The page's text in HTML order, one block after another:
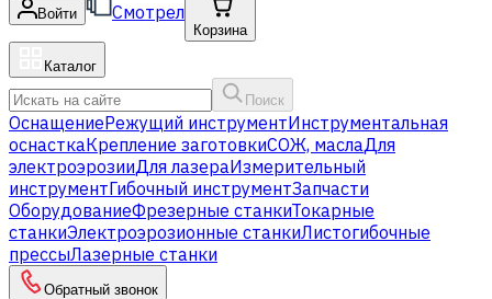
Войти Смотрел
Корзина
Каталог
Поиск
ОснащениеРежущий инструментИнструментальная
оснасткаКрепление заготовкиСОЖ, маслаДля
электроэрозииДля лазераИзмерительный
инструментГибочный инструментЗапчасти
ОборудованиеФрезерные станкиТокарные
станкиЭлектроэрозионные станкиЛистогибочные
прессыЛазерные станки
Обратный звонок